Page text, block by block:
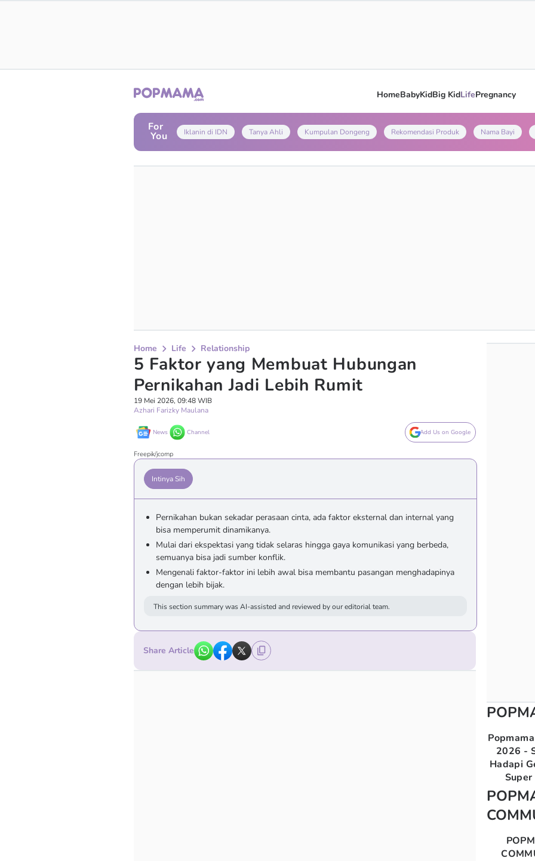
HomeBabyKidBig KidLifePregnancy
For
You Iklanin di IDN Tanya Ahli Kumpulan Dongeng Rekomendasi Produk Nama Bayi
Home Life Relationship
5 Faktor yang Membuat Hubungan
Pernikahan Jadi Lebih Rumit
19 Mei 2026, 09:48 WIB
Azhari Farizky Maulana
News Channel Add Us on Google
Freepik/jcomp
Intinya Sih
Pernikahan bukan sekadar perasaan cinta, ada faktor eksternal dan internal yang
bisa memperumit dinamikanya.
Mulai dari ekspektasi yang tidak selaras hingga gaya komunikasi yang berbeda,
semuanya bisa jadi sumber konflik.
Mengenali faktor-faktor ini lebih awal bisa membantu pasangan menghadapinya
dengan lebih bijak.
This section summary was AI-assisted and reviewed by our editorial team.
Share Article
2026 -
Hadapi